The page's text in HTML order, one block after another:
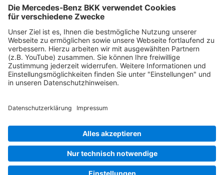
Fr. von 08:00 bis 15:00 Uhr
Chancengleichheit, Vielfalt, Offenheit und Respekt gehören
zu unseren Grundüberzeugungen. Grundsätzlich schließen
alle gewählten Begriffe alle Geschlechter und Identitäten ein.
Barrierefreiheit
Datenschutz
Cookie-Einstellungen